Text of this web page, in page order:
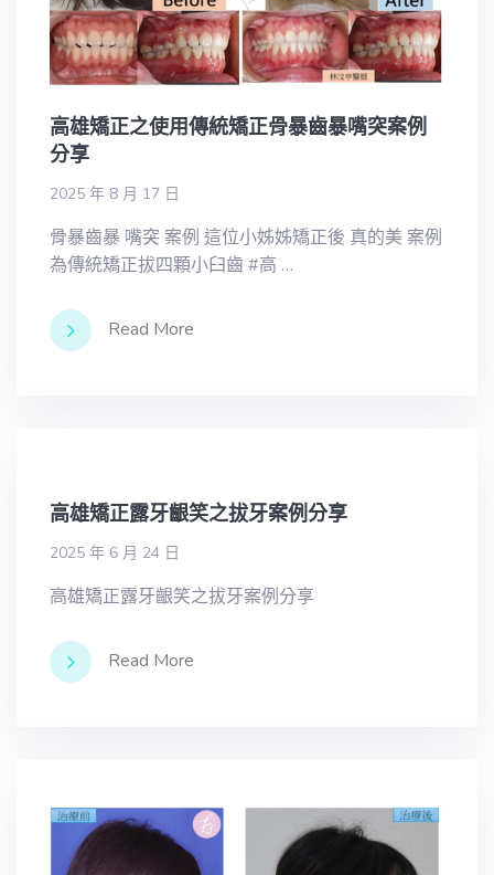
高雄矯正之使用傳統矯正骨暴齒暴嘴突案例
分享
2025 年 8 月 17 日
骨暴齒暴 嘴突 案例 這位小姊姊矯正後 真的美 案例
為傳統矯正拔四顆小臼齒 #高 …
Read More
高雄矯正露牙齦笑之拔牙案例分享
2025 年 6 月 24 日
高雄矯正露牙齦笑之拔牙案例分享
Read More